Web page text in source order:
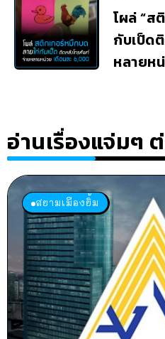
โผล่ “ส
กับเป็ด
หลายห
อ่านเรื่องแจ่มๆ
สยามเมืองยิ้ม